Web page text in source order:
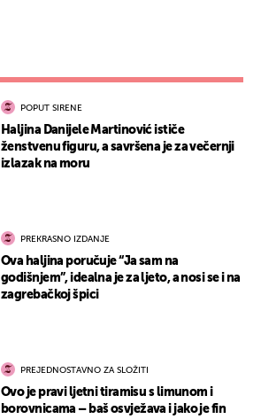
POPUT SIRENE
Haljina Danijele Martinović ističe
ženstvenu figuru, a savršena je za večernji
izlazak na moru
PREKRASNO IZDANJE
Ova haljina poručuje “Ja sam na
godišnjem”, idealna je za ljeto, a nosi se i na
zagrebačkoj špici
PREJEDNOSTAVNO ZA SLOŽITI
Ovo je pravi ljetni tiramisu s limunom i
borovnicama – baš osvježava i jako je fin